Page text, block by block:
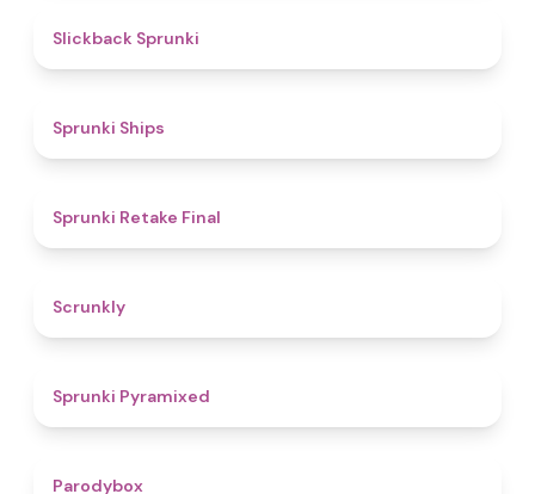
Slickback Sprunki
Sprunki Ships
Sprunki Retake Final
Scrunkly
Sprunki Pyramixed
Parodybox